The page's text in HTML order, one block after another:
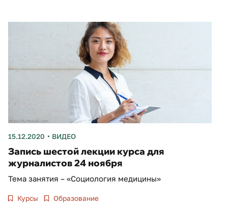
15.12.2020 ВИДЕО
Запись шестой лекции курса для
журналистов 24 ноября
Тема занятия – «Социология медицины»
Курсы Образование